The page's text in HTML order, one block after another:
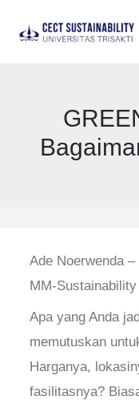
Ade Noerwenda
MM-
Apa yang Anda
memutuskan
Harganya,
fasilitasnya?